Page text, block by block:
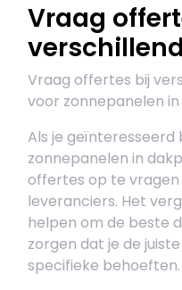
Vraag
Vraag offertes bij
voor zonnepanelen
Als je
zonnepanelen in
offertes op te vragen
leveranciers. Het
helpen om de beste
zorgen dat je de
specifieke behoeften.